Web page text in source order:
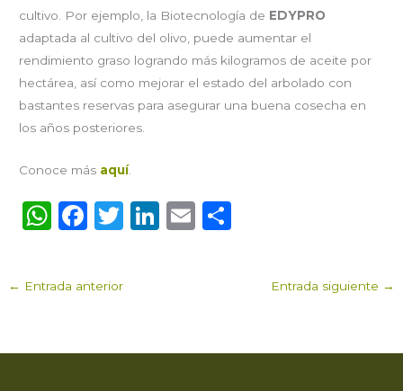
cultivo. Por ejemplo, la Biotecnología de EDYPRO
adaptada al cultivo del olivo, puede aumentar el
rendimiento graso logrando más kilogramos de aceite por
hectárea, así como mejorar el estado del arbolado con
bastantes reservas para asegurar una buena cosecha en
los años posteriores.
Conoce más aquí.
W
a
ts
p
F
c
e
o
T
Li
n
E
ti
← Entrada anterior Entrada siguiente →